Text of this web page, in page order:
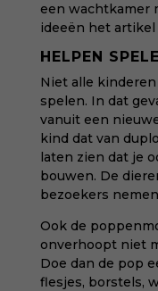
een wachtkamer
ideeën het artikel
HELPEN
Niet alle
spelen. In dat
vanuit een
kind dat van
laten zien dat je
bouwen. De
bezoekers
Ook de
onverhoopt niet
Doe dan de pop
flesjes, borstels,